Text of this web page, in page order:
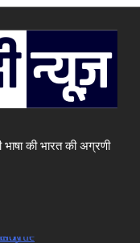
प्रदेश में चंबा जिले में
: रायबरेली में बनेगा
क्षेत्र, ढाई लाख
: मऊ में अवैध संबंध
पिलाई फिर पीट-
की भारत की अग्रणी